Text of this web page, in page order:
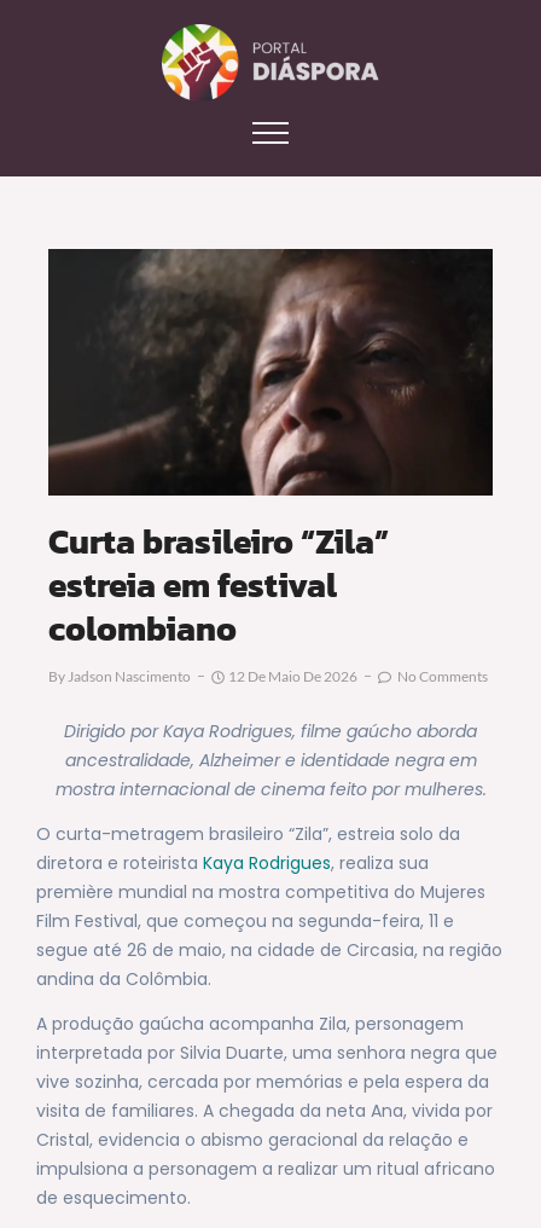
Curta brasileiro “Zila”
estreia em festival
colombiano
By Jadson Nascimento 12 De Maio De 2026 No Comments
Dirigido por Kaya Rodrigues, filme gaúcho aborda
ancestralidade, Alzheimer e identidade negra em
mostra internacional de cinema feito por mulheres.
O curta-metragem brasileiro “Zila”, estreia solo da
diretora e roteirista Kaya Rodrigues, realiza sua
première mundial na mostra competitiva do Mujeres
Film Festival, que começou na segunda-feira, 11 e
segue até 26 de maio, na cidade de Circasia, na região
andina da Colômbia.
A produção gaúcha acompanha Zila, personagem
interpretada por Silvia Duarte, uma senhora negra que
vive sozinha, cercada por memórias e pela espera da
visita de familiares. A chegada da neta Ana, vivida por
Cristal, evidencia o abismo geracional da relação e
impulsiona a personagem a realizar um ritual africano
de esquecimento.